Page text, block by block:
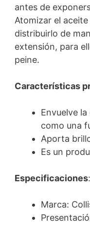
antes de
Atomizar el
distribuirlo de
extensión, para
peine.
Características
Envuelve
como una
Aporta
Es un
Especificaciones:
Marca: